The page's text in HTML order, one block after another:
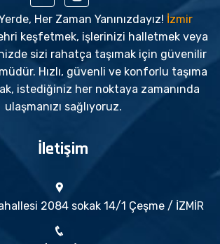
Her Zaman Yanınızdayız! İzmir
keşfetmek, işlerinizi halletmek veya
sizi rahatça taşımak için güvenilir
Hızlı, güvenli ve konforlu taşıma
istediğiniz her noktaya zamanında
ulaşmanızı sağlıyoruz.
İletişim
2084 sokak 14/1 Çeşme / İZMİR